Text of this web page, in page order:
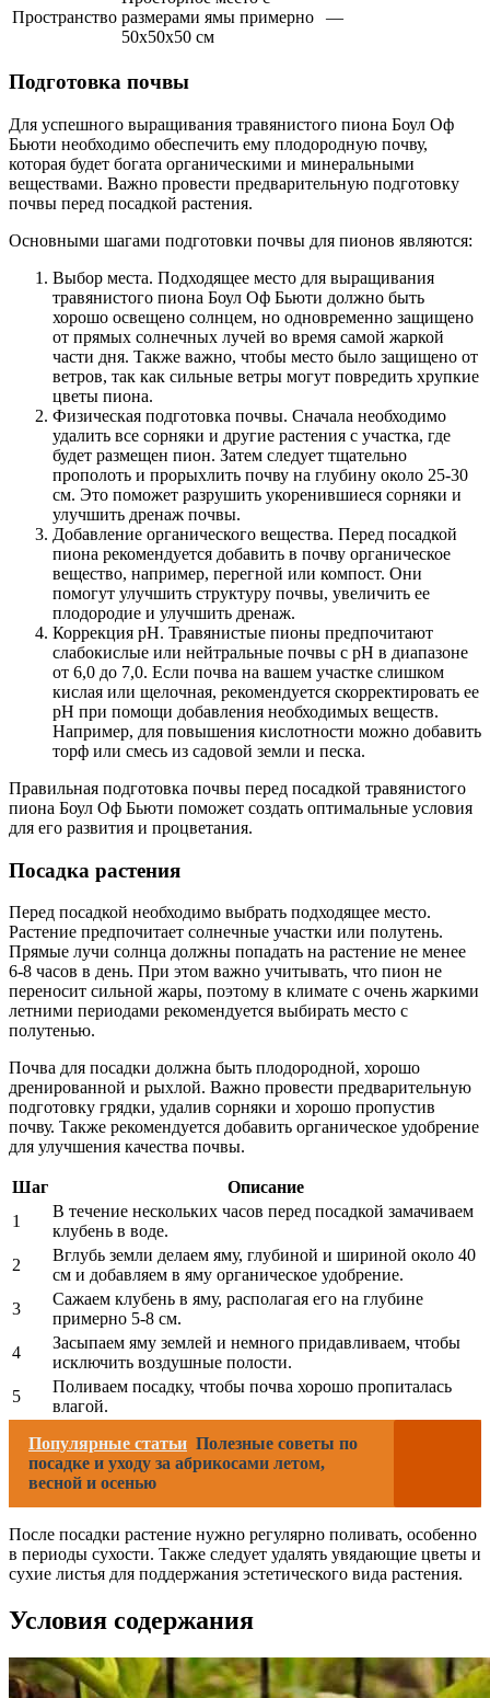
Пространство размерами ямы примерно
50x50x50 см
—
Подготовка почвы
Для успешного выращивания травянистого пиона Боул Оф
Бьюти необходимо обеспечить ему плодородную почву,
которая будет богата органическими и минеральными
веществами. Важно провести предварительную подготовку
почвы перед посадкой растения.
Основными шагами подготовки почвы для пионов являются:
Выбор места. Подходящее место для выращивания
травянистого пиона Боул Оф Бьюти должно быть
хорошо освещено солнцем, но одновременно защищено
от прямых солнечных лучей во время самой жаркой
части дня. Также важно, чтобы место было защищено от
ветров, так как сильные ветры могут повредить хрупкие
цветы пиона.
Физическая подготовка почвы. Сначала необходимо
удалить все сорняки и другие растения с участка, где
будет размещен пион. Затем следует тщательно
прополоть и прорыхлить почву на глубину около 25-30
см. Это поможет разрушить укоренившиеся сорняки и
улучшить дренаж почвы.
Добавление органического вещества. Перед посадкой
пиона рекомендуется добавить в почву органическое
вещество, например, перегной или компост. Они
помогут улучшить структуру почвы, увеличить ее
плодородие и улучшить дренаж.
Коррекция pH. Травянистые пионы предпочитают
слабокислые или нейтральные почвы с pH в диапазоне
от 6,0 до 7,0. Если почва на вашем участке слишком
кислая или щелочная, рекомендуется скорректировать ее
pH при помощи добавления необходимых веществ.
Например, для повышения кислотности можно добавить
торф или смесь из садовой земли и песка.
Правильная подготовка почвы перед посадкой травянистого
пиона Боул Оф Бьюти поможет создать оптимальные условия
для его развития и процветания.
Посадка растения
Перед посадкой необходимо выбрать подходящее место.
Растение предпочитает солнечные участки или полутень.
Прямые лучи солнца должны попадать на растение не менее
6-8 часов в день. При этом важно учитывать, что пион не
переносит сильной жары, поэтому в климате с очень жаркими
летними периодами рекомендуется выбирать место с
полутенью.
Почва для посадки должна быть плодородной, хорошо
дренированной и рыхлой. Важно провести предварительную
подготовку грядки, удалив сорняки и хорошо пропустив
почву. Также рекомендуется добавить органическое удобрение
для улучшения качества почвы.
Шаг
Описание
1
В течение нескольких часов перед посадкой замачиваем
клубень в воде.
2
Вглубь земли делаем яму, глубиной и шириной около 40
см и добавляем в яму органическое удобрение.
3
Сажаем клубень в яму, располагая его на глубине
примерно 5-8 см.
4
Засыпаем яму землей и немного придавливаем, чтобы
исключить воздушные полости.
5
Поливаем посадку, чтобы почва хорошо пропиталась
влагой.
Популярные статьи Полезные советы по
посадке и уходу за абрикосами летом,
весной и осенью
После посадки растение нужно регулярно поливать, особенно
в периоды сухости. Также следует удалять увядающие цветы и
сухие листья для поддержания эстетического вида растения.
Условия содержания